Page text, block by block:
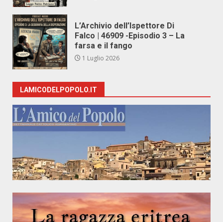
L’Archivio dell’Ispettore Di
Falco | 46909 -Episodio 3 – La
farsa e il fango
1 Luglio 2026
LAMICODELPOPOLO.IT